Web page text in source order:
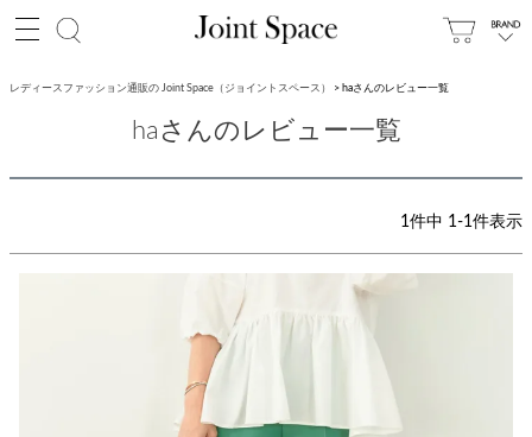
レディースファッション通販の Joint Space（ジョイントスペース） haさんのレビュー一覧
haさんのレビュー一覧
1件中 1-1件表示